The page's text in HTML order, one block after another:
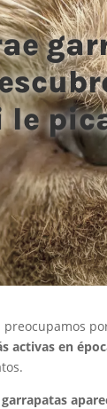
le
activas en